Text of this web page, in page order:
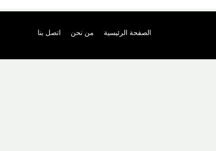
الصفحة الرئيسية من نحن اتصل بنا